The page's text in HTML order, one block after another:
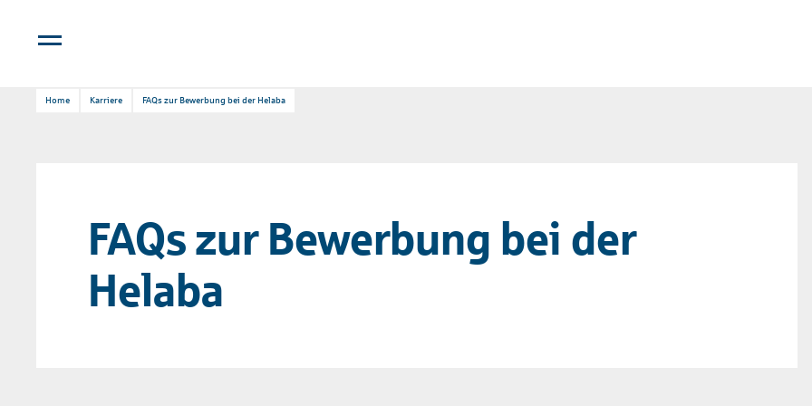
Home Karriere FAQs zur Bewerbung bei der Helaba
FAQs zur Bewerbung bei der
Helaba